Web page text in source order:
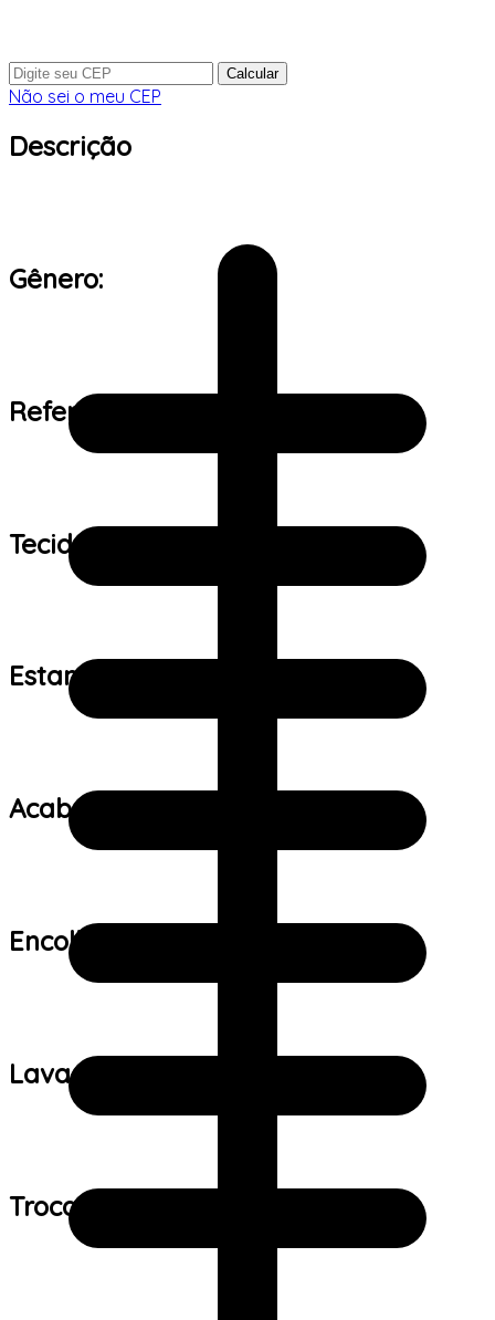
Calcular
Não sei o meu CEP
Descrição
Gênero:
Referência de tamanho:
Tecido:
Estampa:
Acabamento:
Encolhimento:
Lavagem:
Trocas e devoluções: